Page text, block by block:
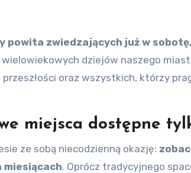
powita zwiedzających już w
dziejów naszego
oraz wszystkich, którzy
miejsca dostępne
ze sobą niecodzienną okazję:
miesiącach. Oprócz tradycyjnego